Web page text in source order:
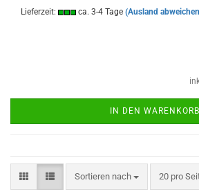
Lieferzeit: ca. 3-4 Tage (Ausland
IN DEN WARENKORB
Sortieren nach
Sortieren nach 20 pro
pro Seite